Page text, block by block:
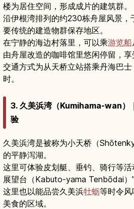
楼为居住空间，形成成片的建筑群。
沿伊根湾排列的约230栋舟屋风景
要传统的建造物群保存地区。
在宁静的海边村落里，可以乘游览船
由舟屋改造的咖啡馆里悠闲停留，享
交通方式为从天桥立站搭乘丹海巴
时。
3. 久美浜湾（Kumihama-wan）
验
久美浜湾是被称为小天桥（
的平静泻湖。
这里可体验皮划艇、垂钓、骑行等
展望台（Kabuto-yama Tenbōdai）”
这里也以能品尝久美浜牡蛎等时令
美食的区域。